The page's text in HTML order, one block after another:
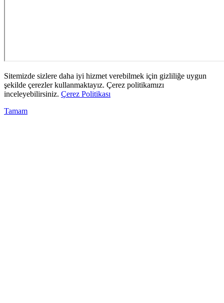
Sitemizde sizlere daha iyi hizmet verebilmek için gizliliğe uygun
şekilde çerezler kullanmaktayız. Çerez politikamızı
inceleyebilirsiniz. Çerez Politikası
Tamam